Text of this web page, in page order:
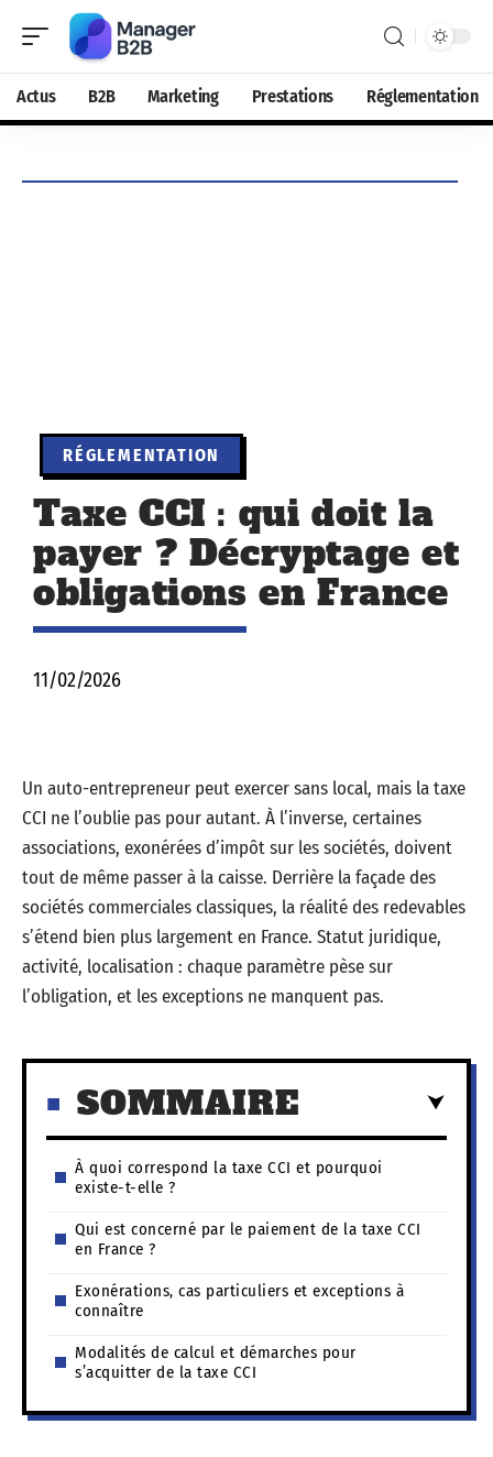
Actus B2B Marketing Prestations Réglementation
RÉGLEMENTATION
Taxe CCI : qui doit la
payer ? Décryptage et
obligations en France
11/02/2026
Un auto-entrepreneur peut exercer sans local, mais la taxe
CCI ne l’oublie pas pour autant. À l’inverse, certaines
associations, exonérées d’impôt sur les sociétés, doivent
tout de même passer à la caisse. Derrière la façade des
sociétés commerciales classiques, la réalité des redevables
s’étend bien plus largement en France. Statut juridique,
activité, localisation : chaque paramètre pèse sur
l’obligation, et les exceptions ne manquent pas.
SOMMAIRE
À quoi correspond la taxe CCI et pourquoi
existe-t-elle ?
Qui est concerné par le paiement de la taxe CCI
en France ?
Exonérations, cas particuliers et exceptions à
connaître
Modalités de calcul et démarches pour
s’acquitter de la taxe CCI